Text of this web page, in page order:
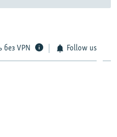
без VPN Follow us